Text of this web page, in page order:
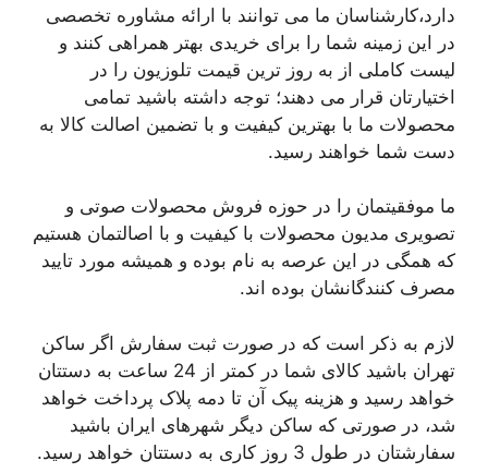
دارد،کارشناسان ما می توانند با ارائه مشاوره تخصصی
در این زمینه شما را برای خریدی بهتر همراهی کنند و
لیست کاملی از به روز ترین قیمت تلوزیون را در
اختیارتان قرار می دهند؛ توجه داشته باشید تمامی
محصولات ما با بهترین کیفیت و با تضمین اصالت کالا به
دست شما خواهند رسید.
ما موفقیتمان را در حوزه فروش محصولات صوتی و
تصویری مدیون محصولات با کیفیت و با اصالتمان هستیم
که همگی در این عرصه به نام بوده و همیشه مورد تایید
مصرف کنندگانشان بوده اند.
لازم به ذکر است که در صورت ثبت سفارش اگر ساکن
تهران باشید کالای شما در کمتر از 24 ساعت به دستتان
خواهد رسید و هزینه پیک آن تا دمه پلاک پرداخت خواهد
شد، در صورتی که ساکن دیگر شهرهای ایران باشید
سفارشتان در طول 3 روز کاری به دستتان خواهد رسید.